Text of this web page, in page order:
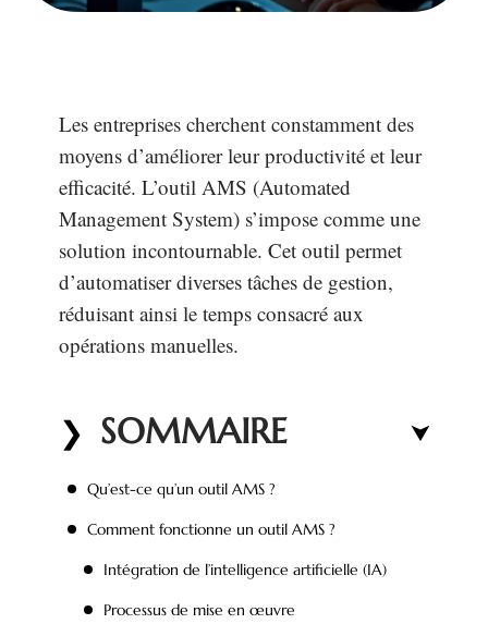
Les entreprises cherchent constamment des
moyens d’améliorer leur productivité et leur
efficacité. L’outil AMS (Automated
Management System) s’impose comme une
solution incontournable. Cet outil permet
d’automatiser diverses tâches de gestion,
réduisant ainsi le temps consacré aux
opérations manuelles.
SOMMAIRE
Qu’est-ce qu’un outil AMS ?
Comment fonctionne un outil AMS ?
Intégration de l’intelligence artificielle (IA)
Processus de mise en œuvre